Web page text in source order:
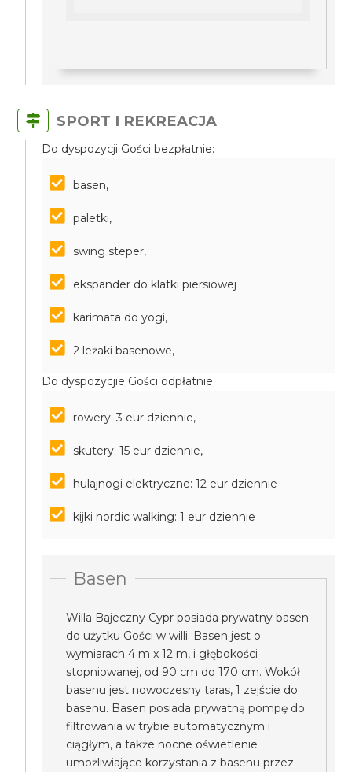
SPORT I REKREACJA
Do dyspozycji Gości bezpłatnie:
basen,
paletki,
swing steper,
ekspander do klatki piersiowej
karimata do yogi,
2 leżaki basenowe,
Do dyspozycjie Gości odpłatnie:
rowery: 3 eur dziennie,
skutery: 15 eur dziennie,
hulajnogi elektryczne: 12 eur dziennie
kijki nordic walking: 1 eur dziennie
Basen
Willa Bajeczny Cypr posiada prywatny basen
do użytku Gości w willi. Basen jest o
wymiarach 4 m x 12 m, i głębokości
stopniowanej, od 90 cm do 170 cm. Wokół
basenu jest nowoczesny taras, 1 zejście do
basenu. Basen posiada prywatną pompę do
filtrowania w trybie automatycznym i
ciągłym, a także nocne oświetlenie
umożliwiające korzystania z basenu przez